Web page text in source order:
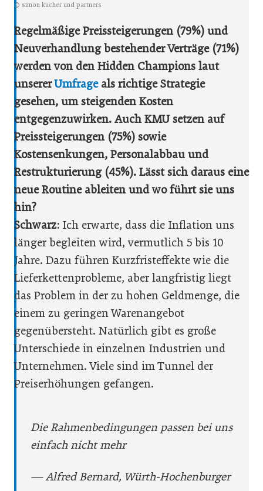
© simon kucher und partners
Regelmäßige Preissteigerungen (79%) und
Neuverhandlung bestehender Verträge (71%)
werden von den Hidden Champions laut
unsererUmfrage als richtige Strategie
gesehen, um steigenden Kosten
entgegenzuwirken. Auch KMU setzen auf
Preissteigerungen (75%) sowie
Kostensenkungen, Personalabbau und
Restrukturierung (45%). Lässt sich daraus eine
neue Routine ableiten und wo führt sie uns
hin?
Schwarz: Ich erwarte, dass die Inflation uns
länger begleiten wird, vermutlich 5 bis 10
Jahre. Dazu führen Kurzfristeffekte wie die
Lieferkettenprobleme, aber langfristig liegt
das Problem in der zu hohen Geldmenge, die
einem zu geringen Warenangebot
gegenübersteht. Natürlich gibt es große
Unterschiede in einzelnen Industrien und
Unternehmen. Viele sind im Tunnel der
Preiserhöhungen gefangen.
Die Rahmenbe­dingungen passen bei uns
einfach nicht mehr
— Alfred Bernard, Würth-Hochenburger